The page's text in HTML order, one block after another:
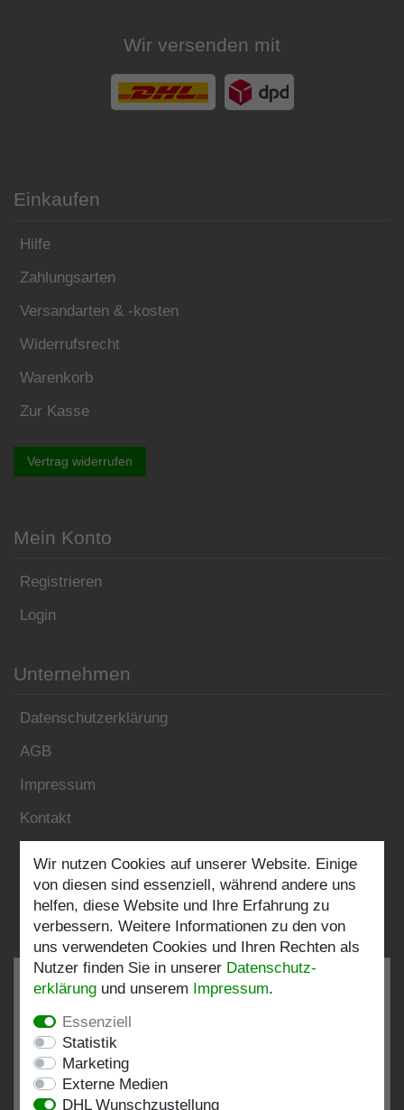
Wir versenden mit
Einkaufen
Hilfe
Zahlungsarten
Versandarten & -kosten
Widerrufsrecht
Warenkorb
Zur Kasse
Vertrag widerrufen
Mein Konto
Registrieren
Login
Unternehmen
Datenschutzerklärung
AGB
Impressum
Kontakt
Folgen Sie uns:
bei: shopvote.de, Amazon
Wir nutzen Cookies auf unserer Website. Einige
von diesen sind essenziell, während andere uns
helfen, diese Website und Ihre Erfahrung zu
verbessern. Weitere Informationen zu den von
uns verwendeten Cookies und Ihren Rechten als
Nutzer finden Sie in unserer Daten­schutz­
erklärung und unserem Impressum.
Essenziell
Statistik
Marketing
Externe Medien
DHL Wunschzustellung